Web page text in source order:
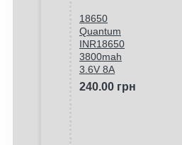
18650
Quantum
INR18650
3800mah
3.6V 8A
240.00 грн